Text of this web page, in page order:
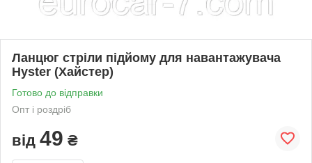
Ланцюг стріли підйому для навантажувача
Hyster (Хайстер)
Готово до відправки
Опт і роздріб
від 49 ₴